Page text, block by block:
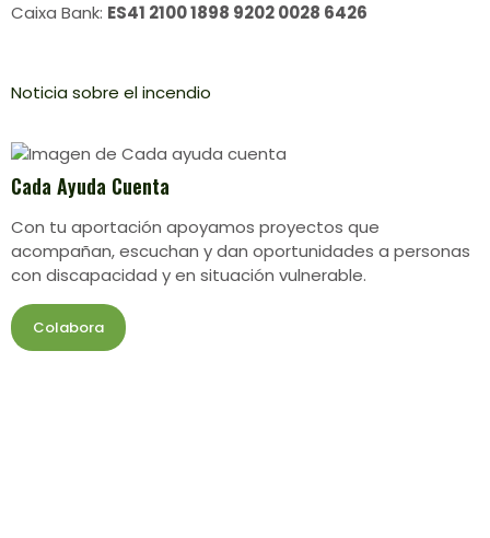
Caixa Bank: ES41 2100 1898 9202 0028 6426
Noticia sobre el incendio
Cada Ayuda Cuenta
Con tu aportación apoyamos proyectos que
acompañan, escuchan y dan oportunidades a personas
con discapacidad y en situación vulnerable.
Colabora